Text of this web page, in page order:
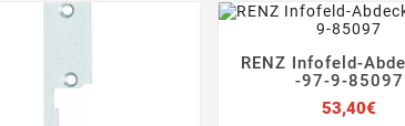
 
RENZ Infofeld-
-97-9-85097
53,40€